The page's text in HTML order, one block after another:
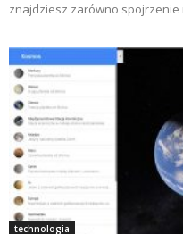
znajdziesz zarówno spojrzenie
technologia